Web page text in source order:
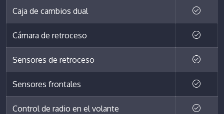
Caja de cambios dual
Cámara de retroceso
Sensores de retroceso
Sensores frontales
Control de radio en el volante